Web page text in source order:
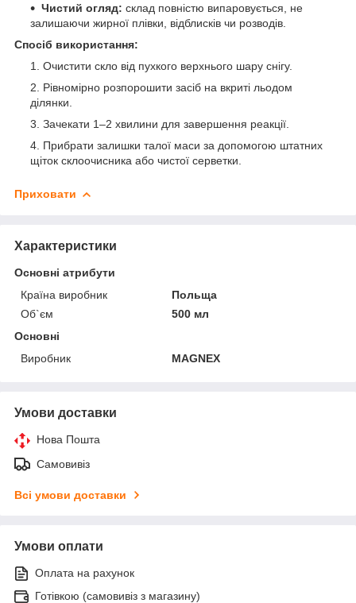
Чистий огляд: склад повністю випаровується, не
залишаючи жирної плівки, відблисків чи розводів.
Спосіб використання:
Очистити скло від пухкого верхнього шару снігу.
Рівномірно розпорошити засіб на вкриті льодом
ділянки.
Зачекати 1–2 хвилини для завершення реакції.
Прибрати залишки талої маси за допомогою штатних
щіток склоочисника або чистої серветки.
Приховати
Характеристики
Основні атрибути
Країна виробник
Польща
Об`єм
500 мл
Основні
Виробник
MAGNEX
Умови доставки
Нова Пошта
Самовивіз
Всі умови доставки
Умови оплати
Оплата на рахунок
Готівкою (самовивіз з магазину)